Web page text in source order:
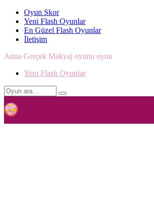
Oyun Skor
Yeni Flash Oyunlar
En Güzel Flash Oyunlar
İletişim
Anna Gerçek Makyaj oyunu oyna
Yeni Flash Oyunlar